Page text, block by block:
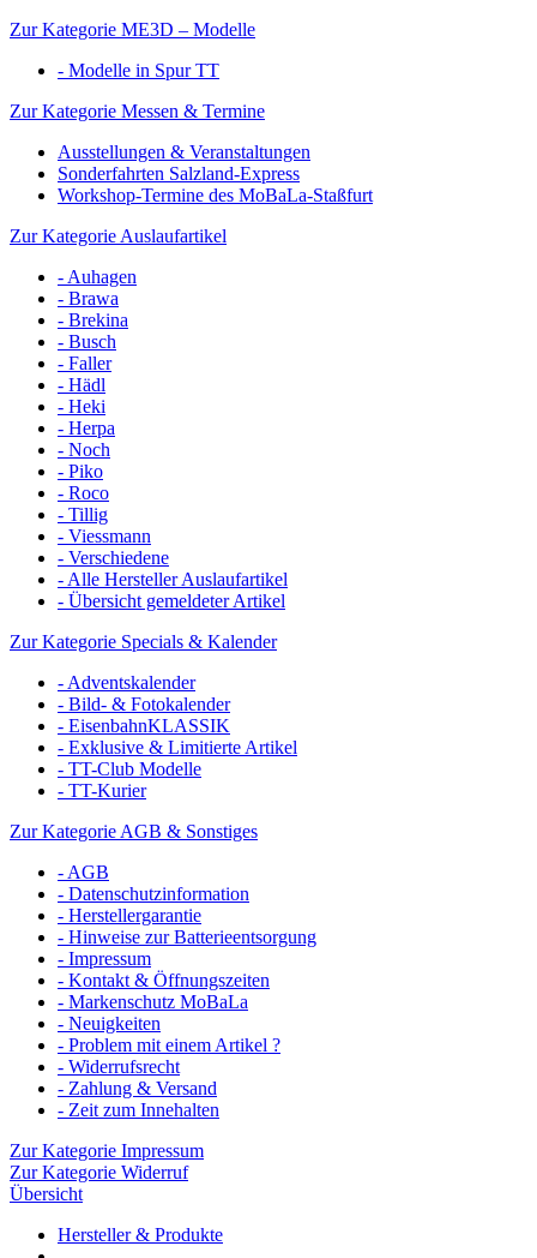
Zur Kategorie ME3D – Modelle
- Modelle in Spur TT
Zur Kategorie Messen & Termine
Ausstellungen & Veranstaltungen
Sonderfahrten Salzland-Express
Workshop-Termine des MoBaLa-Staßfurt
Zur Kategorie Auslaufartikel
- Auhagen
- Brawa
- Brekina
- Busch
- Faller
- Hädl
- Heki
- Herpa
- Noch
- Piko
- Roco
- Tillig
- Viessmann
- Verschiedene
- Alle Hersteller Auslaufartikel
- Übersicht gemeldeter Artikel
Zur Kategorie Specials & Kalender
- Adventskalender
- Bild- & Fotokalender
- EisenbahnKLASSIK
- Exklusive & Limitierte Artikel
- TT-Club Modelle
- TT-Kurier
Zur Kategorie AGB & Sonstiges
- AGB
- Datenschutzinformation
- Herstellergarantie
- Hinweise zur Batterieentsorgung
- Impressum
- Kontakt & Öffnungszeiten
- Markenschutz MoBaLa
- Neuigkeiten
- Problem mit einem Artikel ?
- Widerrufsrecht
- Zahlung & Versand
- Zeit zum Innehalten
Zur Kategorie Impressum
Zur Kategorie Widerruf
Übersicht
Hersteller & Produkte